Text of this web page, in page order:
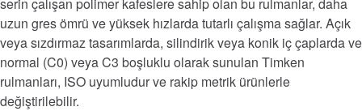
Portföy
Ürünler
uzun gres ömrü ve yüksek hızlarda tutarlı çalışma sağlar. Açık
veya sızdırmaz tasarımlarda, silindirik veya konik iç çaplarda ve
normal (C0) veya C3 boşluklu olarak sunulan Timken
rulmanları, ISO uyumludur ve rakip metrik ürünlerle
değiştirilebilir.